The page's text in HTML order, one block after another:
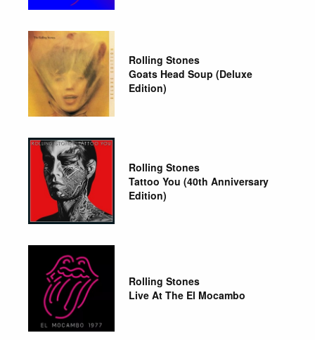
Rolling Stones
Goats Head Soup (Deluxe
Edition)
Rolling Stones
Tattoo You (40th Anniversary
Edition)
Rolling Stones
Live At The El Mocambo